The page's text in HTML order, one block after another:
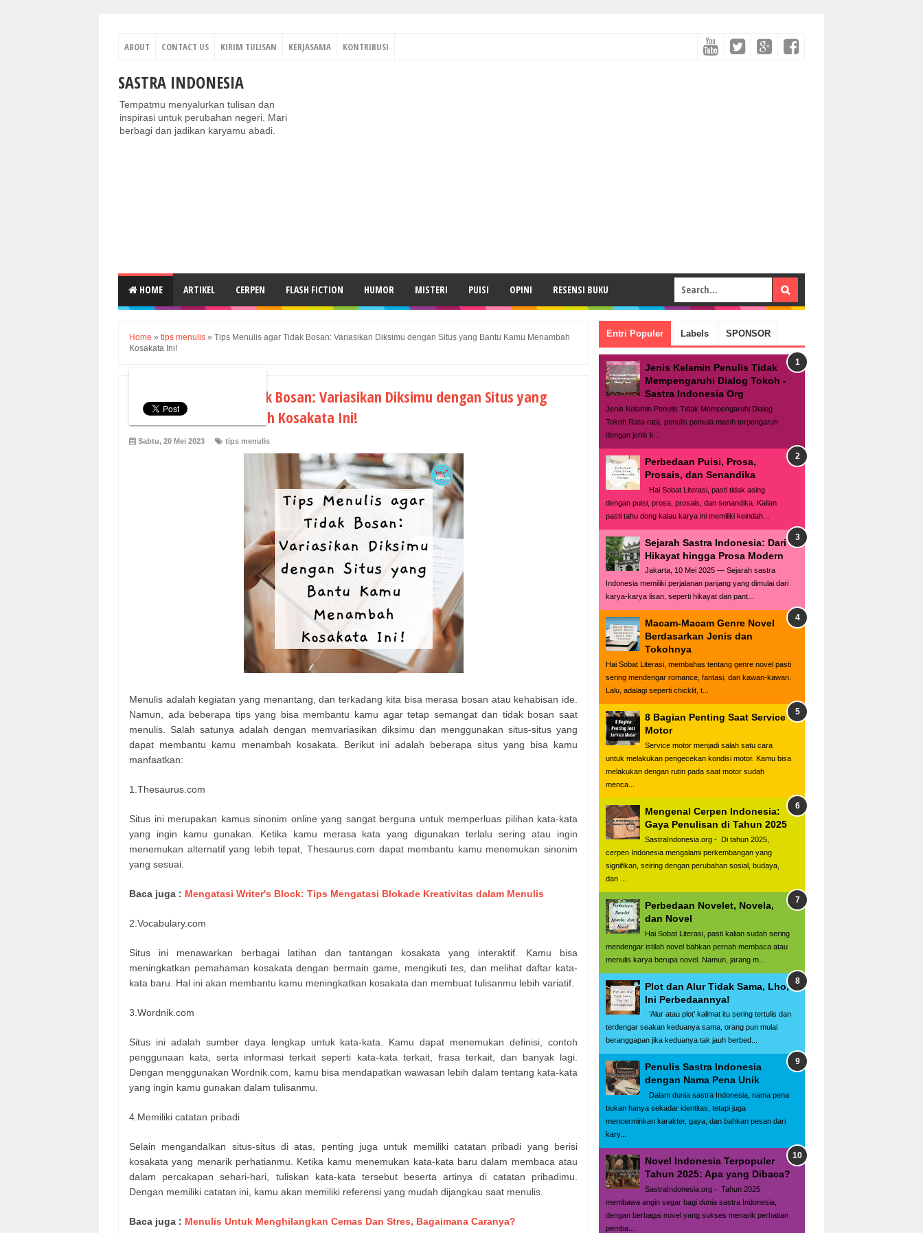
ABOUT CONTACT US KIRIM TULISAN KERJASAMA KONTRIBUSI
SASTRA INDONESIA
Tempatmu menyalurkan tulisan dan
inspirasi untuk perubahan negeri. Mari
berbagi dan jadikan karyamu abadi.
HOME ARTIKEL CERPEN FLASH FICTION HUMOR MISTERI PUISI OPINI RESENSI BUKU
Home » tips menulis » Tips Menulis agar Tidak Bosan: Variasikan Diksimu dengan Situs yang Bantu Kamu Menambah
Kosakata Ini!
Tips Menulis agar Tidak Bosan: Variasikan Diksimu dengan Situs yang
Bantu Kamu Menambah Kosakata Ini!
Sabtu, 20 Mei 2023 tips menulis
Menulis adalah kegiatan yang menantang, dan terkadang kita bisa merasa bosan atau kehabisan ide.
Namun, ada beberapa tips yang bisa membantu kamu agar tetap semangat dan tidak bosan saat
menulis. Salah satunya adalah dengan memvariasikan diksimu dan menggunakan situs-situs yang
dapat membantu kamu menambah kosakata. Berikut ini adalah beberapa situs yang bisa kamu
manfaatkan:
1.Thesaurus.com
Situs ini merupakan kamus sinonim online yang sangat berguna untuk memperluas pilihan kata-kata
yang ingin kamu gunakan. Ketika kamu merasa kata yang digunakan terlalu sering atau ingin
menemukan alternatif yang lebih tepat, Thesaurus.com dapat membantu kamu menemukan sinonim
yang sesuai.
Baca juga : Mengatasi Writer's Block: Tips Mengatasi Blokade Kreativitas dalam Menulis
2.Vocabulary.com
Situs ini menawarkan berbagai latihan dan tantangan kosakata yang interaktif. Kamu bisa
meningkatkan pemahaman kosakata dengan bermain game, mengikuti tes, dan melihat daftar kata-
kata baru. Hal ini akan membantu kamu meningkatkan kosakata dan membuat tulisanmu lebih variatif.
3.Wordnik.com
Situs ini adalah sumber daya lengkap untuk kata-kata. Kamu dapat menemukan definisi, contoh
penggunaan kata, serta informasi terkait seperti kata-kata terkait, frasa terkait, dan banyak lagi.
Dengan menggunakan Wordnik.com, kamu bisa mendapatkan wawasan lebih dalam tentang kata-kata
yang ingin kamu gunakan dalam tulisanmu.
4.Memiliki catatan pribadi
Selain mengandalkan situs-situs di atas, penting juga untuk memiliki catatan pribadi yang berisi
kosakata yang menarik perhatianmu. Ketika kamu menemukan kata-kata baru dalam membaca atau
dalam percakapan sehari-hari, tuliskan kata-kata tersebut beserta artinya di catatan pribadimu.
Dengan memiliki catatan ini, kamu akan memiliki referensi yang mudah dijangkau saat menulis.
Baca juga : Menulis Untuk Menghilangkan Cemas Dan Stres, Bagaimana Caranya?
Entri Populer Labels SPONSOR
Jenis Kelamin Penulis Tidak
Mempengaruhi Dialog Tokoh -
Sastra Indonesia Org
Jenis Kelamin Penulis Tidak Mempengaruhi Dialog
Tokoh Rata-rata, penulis pemula masih terpengaruh
dengan jenis k...
Perbedaan Puisi, Prosa,
Prosais, dan Senandika
Hai Sobat Literasi, pasti tidak asing
dengan puisi, prosa, prosais, dan senandika. Kalian
pasti tahu dong kalau karya ini memiliki keindah...
Sejarah Sastra Indonesia: Dari
Hikayat hingga Prosa Modern
Jakarta, 10 Mei 2025 — Sejarah sastra
Indonesia memiliki perjalanan panjang yang dimulai dari
karya-karya lisan, seperti hikayat dan pant...
Macam-Macam Genre Novel
Berdasarkan Jenis dan
Tokohnya
Hai Sobat Literasi, membahas tentang genre novel pasti
sering mendengar romance, fantasi, dan kawan-kawan.
Lalu, adalagi seperti chicklit, t...
8 Bagian Penting Saat Service
Motor
Service motor menjadi salah satu cara
untuk melakukan pengecekan kondisi motor. Kamu bisa
melakukan dengan rutin pada saat motor sudah
menca...
Mengenal Cerpen Indonesia:
Gaya Penulisan di Tahun 2025
SastraIndonesia.org - Di tahun 2025,
cerpen Indonesia mengalami perkembangan yang
signifikan, seiring dengan perubahan sosial, budaya,
dan ...
Perbedaan Novelet, Novela,
dan Novel
Hai Sobat Literasi, pasti kalian sudah sering
mendengar istilah novel bahkan pernah membaca atau
menulis karya berupa novel. Namun, jarang m...
Plot dan Alur Tidak Sama, Lho,
Ini Perbedaannya!
‘Alur atau plot’ kalimat itu sering tertulis dan
terdengar seakan keduanya sama, orang pun mulai
beranggapan jika keduanya tak jauh berbed...
Penulis Sastra Indonesia
dengan Nama Pena Unik
Dalam dunia sastra Indonesia, nama pena
bukan hanya sekadar identitas, tetapi juga
mencerminkan karakter, gaya, dan bahkan pesan dari
kary...
Novel Indonesia Terpopuler
Tahun 2025: Apa yang Dibaca?
SastraIndonesia.org - Tahun 2025
membawa angin segar bagi dunia sastra Indonesia,
dengan berbagai novel yang sukses menarik perhatian
pemba...